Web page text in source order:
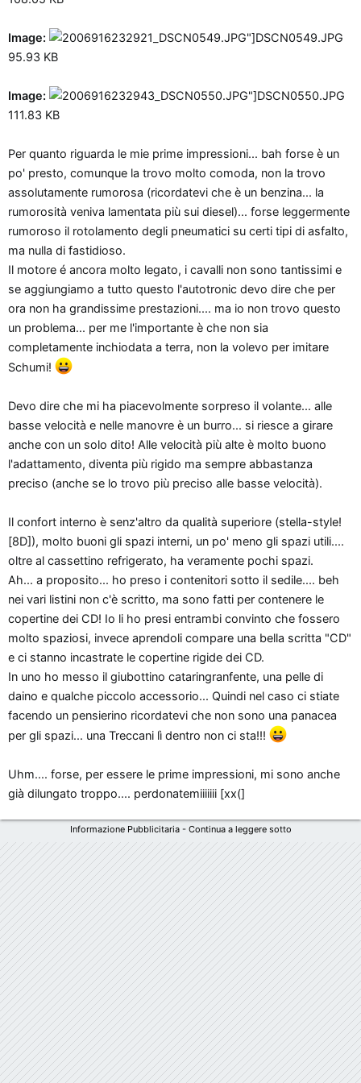
Ciao e alle prossime impressioni!
Image:
DSCN0549.JPG
95.93 KB
Image:
DSCN0550.JPG
111.83 KB
Per quanto riguarda le mie prime impressioni... bah forse è un
po' presto, comunque la trovo molto comoda, non la trovo
assolutamente rumorosa (ricordatevi che è un benzina... la
rumorosità veniva lamentata più sui diesel)... forse leggermente
rumoroso il rotolamento degli pneumatici su certi tipi di asfalto,
ma nulla di fastidioso.
Il motore é ancora molto legato, i cavalli non sono tantissimi e
se aggiungiamo a tutto questo l'autotronic devo dire che per
ora non ha grandissime prestazioni.... ma io non trovo questo
un problema... per me l'importante è che non sia
completamente inchiodata a terra, non la volevo per imitare
Schumi!
Devo dire che mi ha piacevolmente sorpreso il volante... alle
basse velocità e nelle manovre è un burro... si riesce a girare
anche con un solo dito! Alle velocità più alte è molto buono
l'adattamento, diventa più rigido ma sempre abbastanza
preciso (anche se lo trovo più preciso alle basse velocità).
Il confort interno è senz'altro da qualità superiore (stella-style!
[8D]), molto buoni gli spazi interni, un po' meno gli spazi utili....
oltre al cassettino refrigerato, ha veramente pochi spazi.
Ah... a proposito... ho preso i contenitori sotto il sedile.... beh
nei vari listini non c'è scritto, ma sono fatti per contenere le
copertine dei CD! Io li ho presi entrambi convinto che fossero
molto spaziosi, invece aprendoli compare una bella scritta "CD"
e ci stanno incastrate le copertine rigide dei CD.
In uno ho messo il giubottino cataringranfente, una pelle di
daino e qualche piccolo accessorio... Quindi nel caso ci stiate
facendo un pensierino ricordatevi che non sono una panacea
per gli spazi... una Treccani lì dentro non ci sta!!!
Uhm.... forse, per essere le prime impressioni, mi sono anche
già dilungato troppo.... perdonatemiiiiiii [xx(]
Informazione Pubblicitaria - Continua a leggere sotto